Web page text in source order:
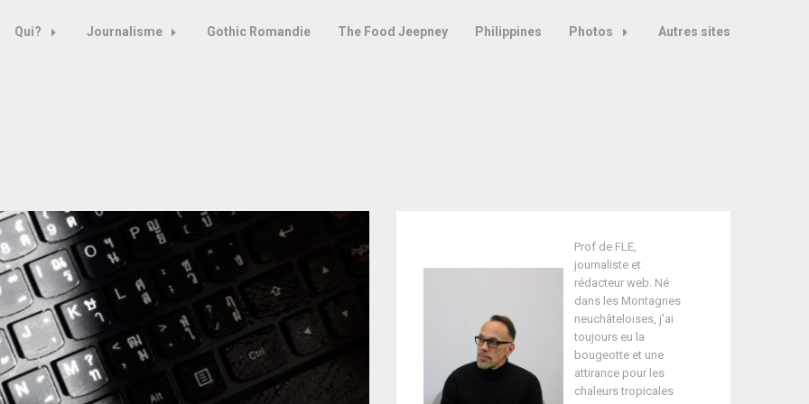
Qui? Journalisme Gothic Romandie The Food Jeepney Philippines Photos Autres sites
Prof de FLE,
journaliste et
rédacteur web. Né
dans les Montagnes
neuchâteloises, j'ai
toujours eu la
bougeotte et une
attirance pour les
chaleurs tropicales